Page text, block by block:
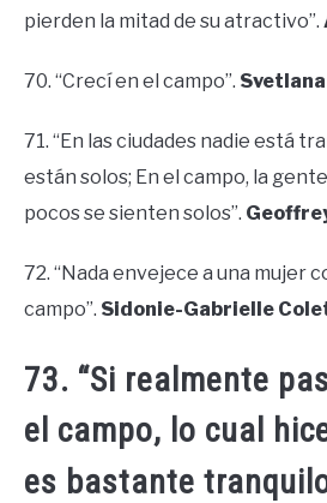
pierden la mitad de su atractivo”.
70. “Crecí en el campo”.
71. “En las ciudades nadie está
están solos; En el campo, la
pocos se sienten solos”.
72. “Nada envejece a una mujer
campo”. Sidonie-Gabrielle
73. “Si realmente
el campo, lo cual
es bastante